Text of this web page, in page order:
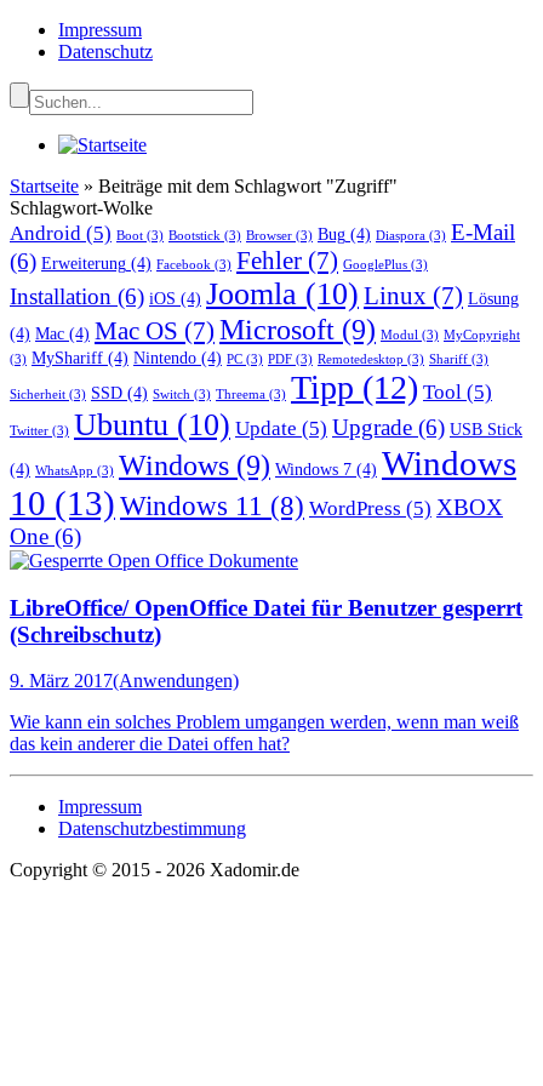
Impressum
Datenschutz
Startseite » Beiträge mit dem Schlagwort "Zugriff"
Schlagwort-Wolke
Android (5) Boot (3) Bootstick (3) Browser (3) Bug (4) Diaspora (3) E-Mail
(6) Erweiterung (4) Facebook (3) Fehler (7) GooglePlus (3)
Installation (6) iOS (4) Joomla (10) Linux (7) Lösung
(4) Mac (4) Mac OS (7) Microsoft (9) Modul (3) MyCopyright
(3) MyShariff (4) Nintendo (4) PC (3) PDF (3) Remotedesktop (3) Shariff (3)
Sicherheit (3) SSD (4) Switch (3) Threema (3) Tipp (12) Tool (5)
Twitter (3) Ubuntu (10) Update (5) Upgrade (6) USB Stick
(4) WhatsApp (3) Windows (9) Windows 7 (4) Windows
10 (13) Windows 11 (8) WordPress (5) XBOX
One (6)
LibreOffice/ OpenOffice Datei für Benutzer gesperrt
(Schreibschutz)
9. März 2017(Anwendungen)
Wie kann ein solches Problem umgangen werden, wenn man weiß
das kein anderer die Datei offen hat?
Impressum
Datenschutzbestimmung
Copyright © 2015 - 2026 Xadomir.de